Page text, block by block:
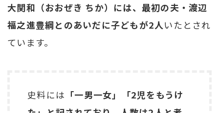
大関和（おおぜき ちか）には、最初の夫・渡辺
福之進豊綱とのあいだに子どもが2人いたとされ
ています。
史料には 「一男一女」「2児をもうけ